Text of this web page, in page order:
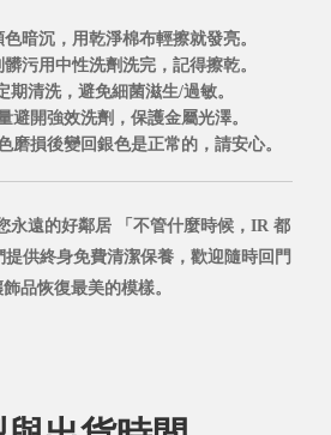
暗沉，用乾淨棉布輕擦就發亮。
污用中性洗劑洗完，記得擦乾。
期清洗，避免細菌滋生/過敏。
避開強效洗劑，保護金屬光澤。
磨損後變回銀色是正常的，請安心。
永遠的好鄰居
「不管什麼時候，IR 都
提供終身免費清潔保養， 歡迎隨時回門
品恢復最美的模樣。